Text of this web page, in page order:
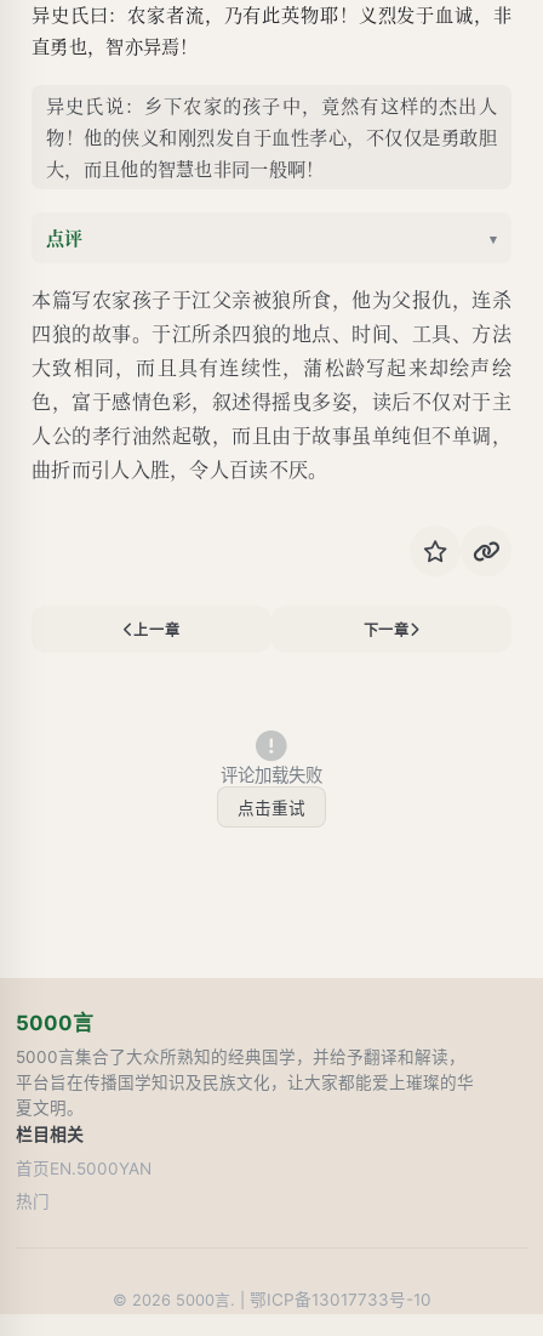
异史氏曰：农家者流，乃有此英物耶！义烈发于血诚，非
直勇也，智亦异焉！
异史氏说：乡下农家的孩子中，竟然有这样的杰出人
物！他的侠义和刚烈发自于血性孝心，不仅仅是勇敢胆
大，而且他的智慧也非同一般啊！
点评 ▾
本篇写农家孩子于江父亲被狼所食，他为父报仇，连杀
四狼的故事。于江所杀四狼的地点、时间、工具、方法
大致相同，而且具有连续性，蒲松龄写起来却绘声绘
色，富于感情色彩，叙述得摇曳多姿，读后不仅对于主
人公的孝行油然起敬，而且由于故事虽单纯但不单调，
曲折而引人入胜，令人百读不厌。
上一章 下一章
评论加载失败
点击重试
5000言
5000言集合了大众所熟知的经典国学，并给予翻译和解读，
平台旨在传播国学知识及民族文化，让大家都能爱上璀璨的华
夏文明。
栏目
首页
热门
相关
EN.5000YAN
© 2026 5000言. | 鄂ICP备13017733号-10